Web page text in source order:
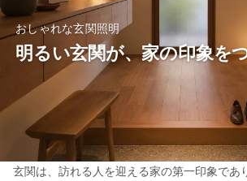
おしゃれな玄関照明
明るい玄関が、家の印象を
玄関は、訪れる人を迎える家の第一印象であ